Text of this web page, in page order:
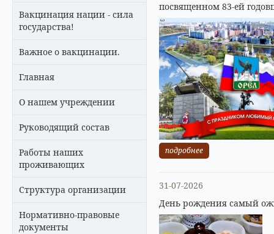
Вакцинация нации - сила
государства!
Важное о вакцинации.
Главная
О нашем учреждении
Руководящий состав
Работы наших
проживающих
Структура организации
Нормативно-правовые
документы
посвященном 83-ей
подробнее
31-07-2026
День рождения самый